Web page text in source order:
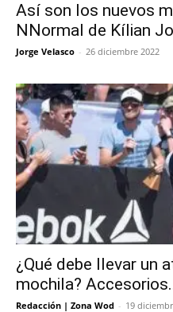
Así son los nuevos
NNormal de Kílian
Jorge Velasco - 26 diciembre 2022
¿Qué debe llevar un
mochila?
Redacción | Zona Wod - 19